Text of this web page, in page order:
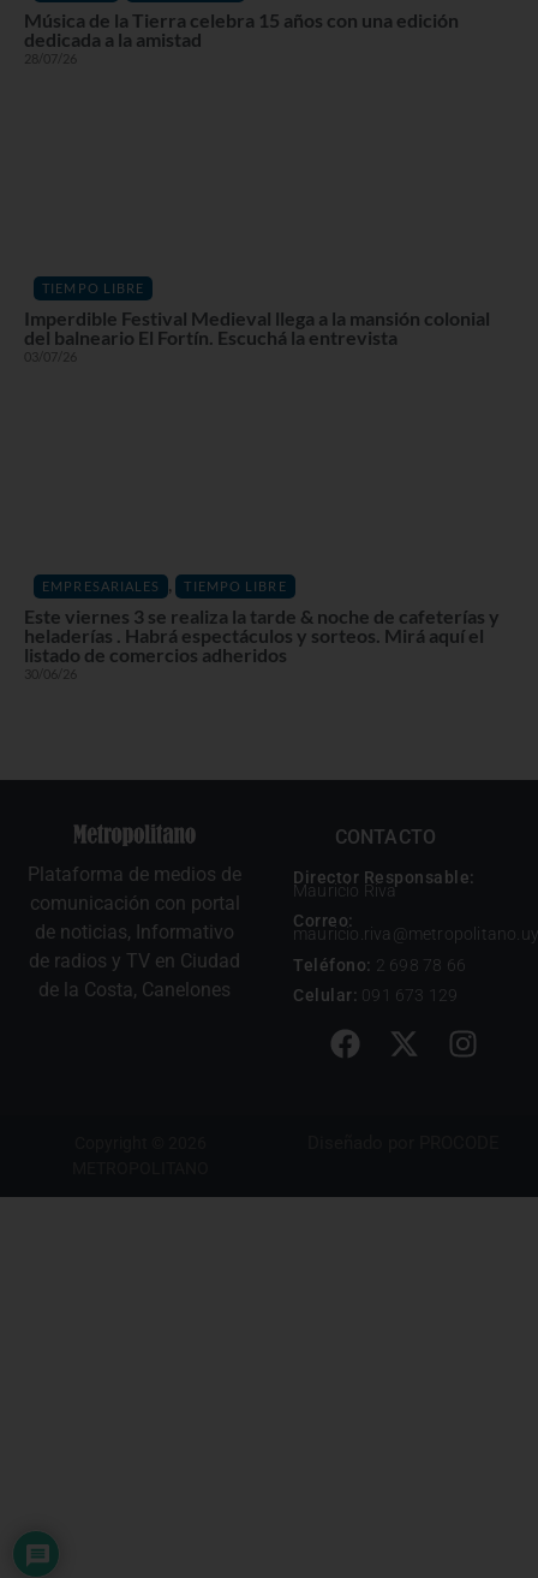
Música de la Tierra celebra 15 años con una edición
dedicada a la amistad
28/07/26
TIEMPO LIBRE
Imperdible Festival Medieval llega a la mansión colonial
del balneario El Fortín. Escuchá la entrevista
03/07/26
EMPRESARIALES TIEMPO LIBRE
Este viernes 3 se realiza la tarde & noche de cafeterías y
heladerías . Habrá espectáculos y sorteos. Mirá aquí el
listado de comercios adheridos
30/06/26
Plataforma de medios de
comunicación con portal
de noticias, Informativo
de radios y TV en Ciudad
de la Costa, Canelones
CONTACTO
Director Responsable:
Mauricio Riva
Correo:
mauricio.riva@metropolitano.uy
Teléfono: 2 698 78 66
Celular: 091 673 129